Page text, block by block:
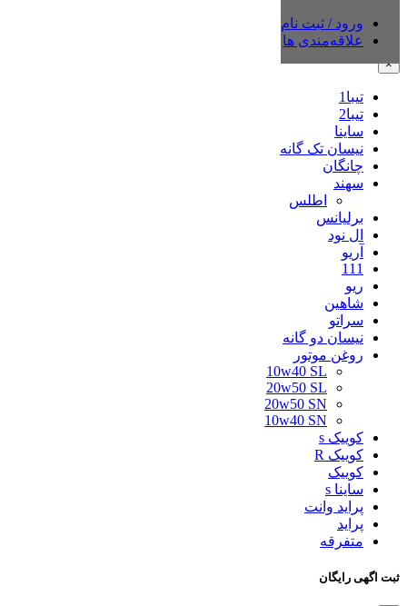
دسته‌بندی‌ها
×
تیبا1
تیبا2
ساینا
نیسان تک گانه
چانگان
سهند
اطلس
برلیانس
ال نود
آریو
111
ریو
شاهین
سراتو
نیسان دو گانه
روغن موتور
10w40 SL
20w50 SL
20w50 SN
10w40 SN
کوییک s
کوییک R
کوییک
ساینا s
پراید وانت
پراید
متفرقه
ثبت اگهی رایگان
ورود / ثبت نام
علاقه‌مندی ها